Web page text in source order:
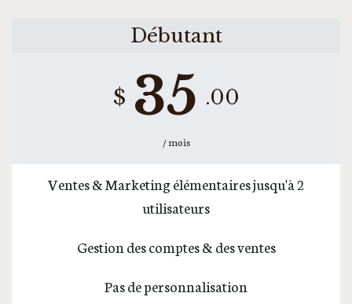
Débutant
$ 35 .00
/ mois
Ventes & Marketing élémentaires jusqu'à 2
utilisateurs
Gestion des comptes & des ventes
Pas de personnalisation